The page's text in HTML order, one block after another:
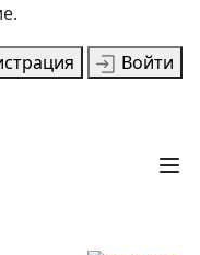
Войти